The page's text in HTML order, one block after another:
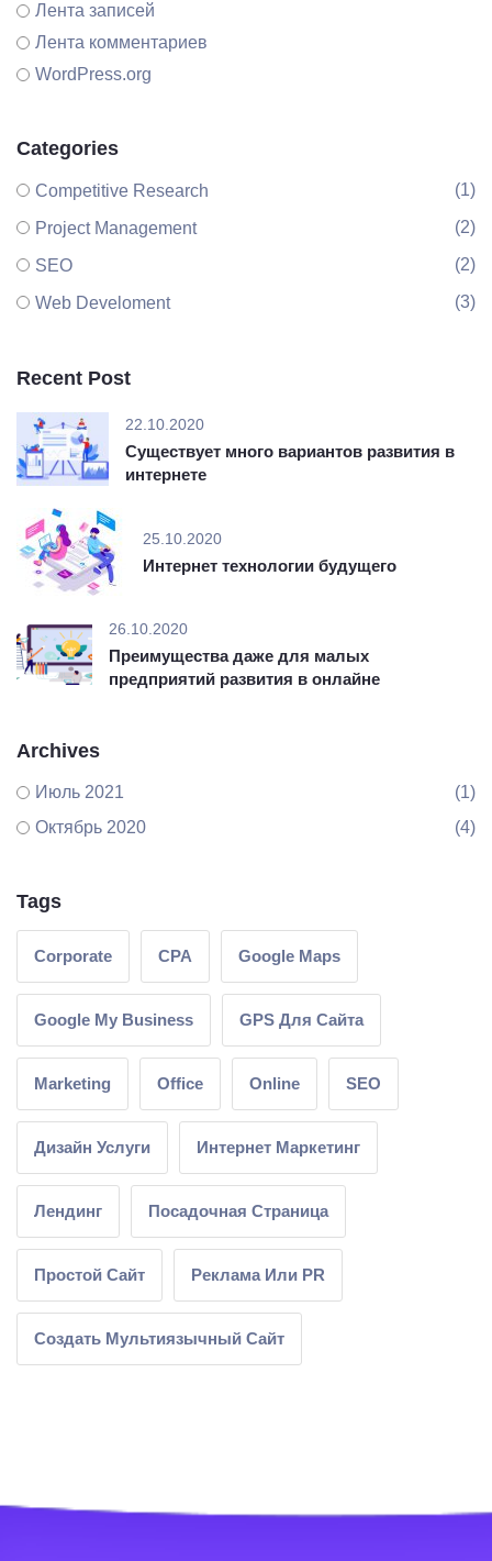
Лента записей
Лента комментариев
WordPress.org
Categories
Competitive Research (1)
Project Management (2)
SEO (2)
Web Develoment (3)
Recent Post
22.10.2020
Существует много вариантов развития в
интернете
25.10.2020
Интернет технологии будущего
26.10.2020
Преимущества даже для малых
предприятий развития в онлайне
Archives
Июль 2021
(1)
Октябрь 2020
(4)
Tags
Corporate CPA Google Maps
Google My Business GPS Для Сайта
Marketing Office Online SEO
Дизайн Услуги Интернет Маркетинг
Лендинг Посадочная Страница
Простой Сайт Реклама Или PR
Создать Мультиязычный Сайт